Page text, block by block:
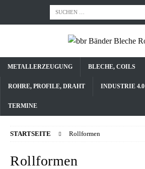
METALLERZEUGUNG BLECHE, COILS
ROHRE, PROFILE, DRAHT INDUSTRIE 4.0
TERMINE
STARTSEITE Rollformen
Rollformen